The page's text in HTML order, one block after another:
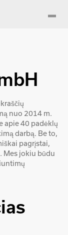
nuo 2014 m.
apie 40 padėklų
darbą. Be to,
pagrįstai,
Mes jokiu būdu